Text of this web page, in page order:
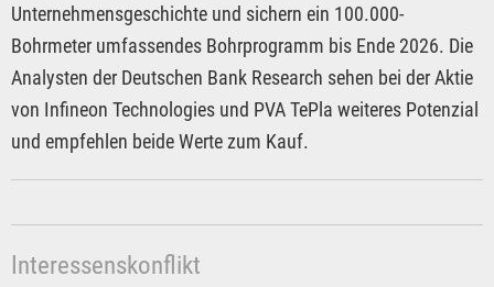
Unternehmensgeschichte und sichern ein 100.000-
Bohrmeter umfassendes Bohrprogramm bis Ende 2026. Die
Analysten der Deutschen Bank Research sehen bei der Aktie
von Infineon Technologies und PVA TePla weiteres Potenzial
und empfehlen beide Werte zum Kauf.
Interessenskonflikt